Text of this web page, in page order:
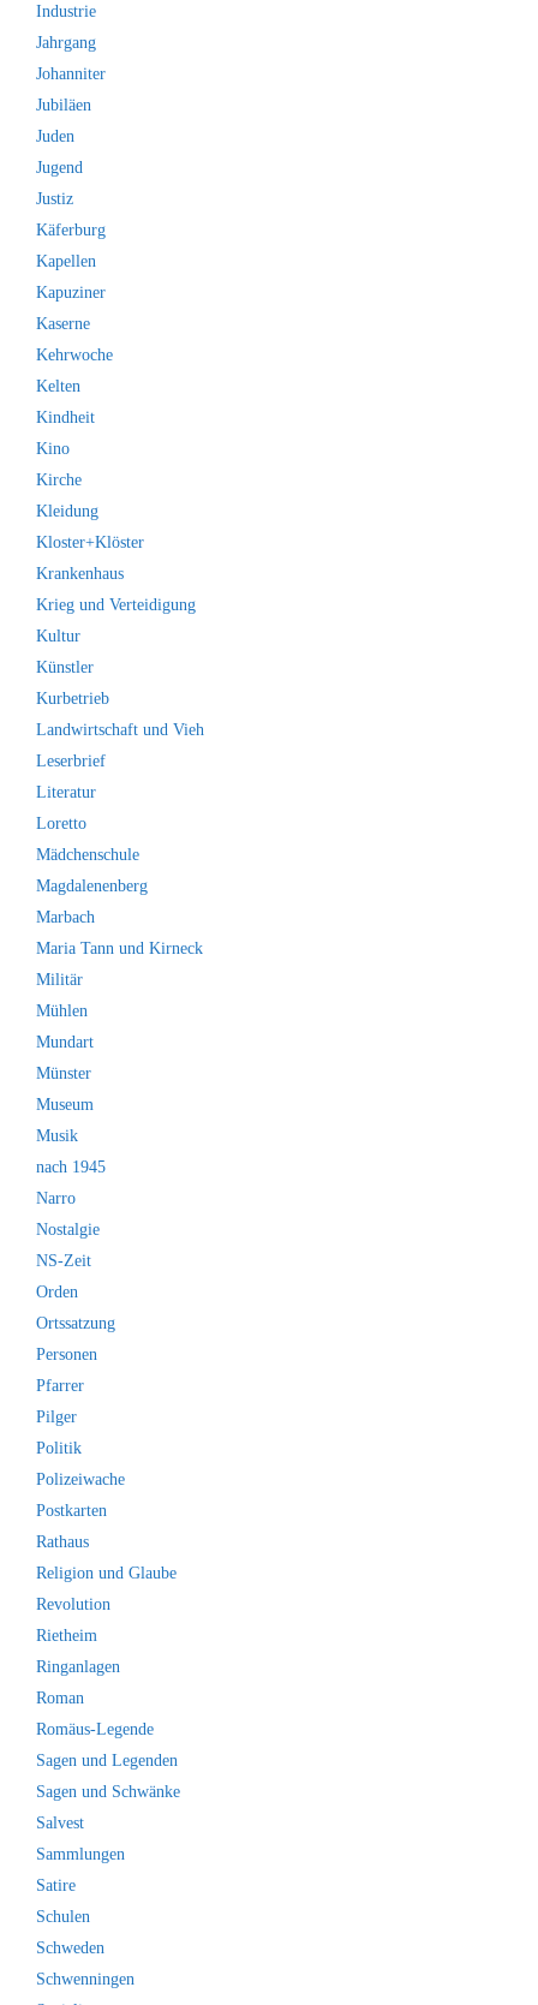
Industrie
Jahrgang
Johanniter
Jubiläen
Juden
Jugend
Justiz
Käferburg
Kapellen
Kapuziner
Kaserne
Kehrwoche
Kelten
Kindheit
Kino
Kirche
Kleidung
Kloster+Klöster
Krankenhaus
Krieg und Verteidigung
Kultur
Künstler
Kurbetrieb
Landwirtschaft und Vieh
Leserbrief
Literatur
Loretto
Mädchenschule
Magdalenenberg
Marbach
Maria Tann und Kirneck
Militär
Mühlen
Mundart
Münster
Museum
Musik
nach 1945
Narro
Nostalgie
NS-Zeit
Orden
Ortssatzung
Personen
Pfarrer
Pilger
Politik
Polizeiwache
Postkarten
Rathaus
Religion und Glaube
Revolution
Rietheim
Ringanlagen
Roman
Romäus-Legende
Sagen und Legenden
Sagen und Schwänke
Salvest
Sammlungen
Satire
Schulen
Schweden
Schwenningen